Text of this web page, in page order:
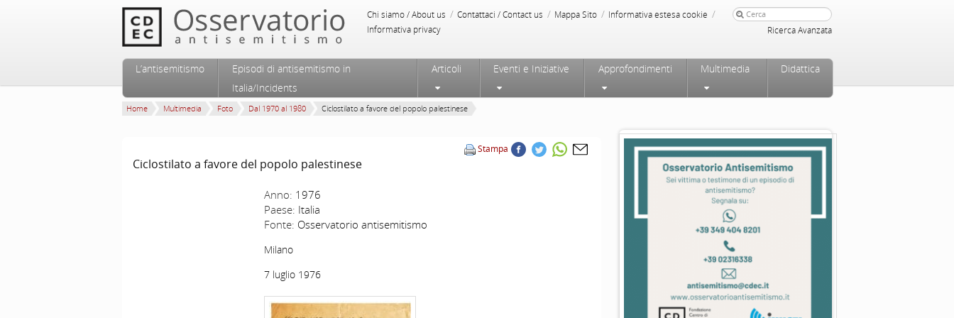
Chi siamo / About us / Contattaci / Contact us / Mappa Sito / Informativa estesa cookie /
Informativa privacy Ricerca Avanzata
Menu principale
Vai al contenuto principale
Vai al contenuto secondario
L’antisemitismo
Episodi di antisemitismo in
Italia/Incidents
Articoli Eventi e Iniziative Approfondimenti Multimedia Didattica
Home Multimedia Foto Dal 1970 al 1980 Ciclostilato a favore del popolo palestinese
Stampa
Ciclostilato a favore del popolo palestinese
Anno: 1976
Paese: Italia
Fonte: Osservatorio antisemitismo
Milano
7 luglio 1976